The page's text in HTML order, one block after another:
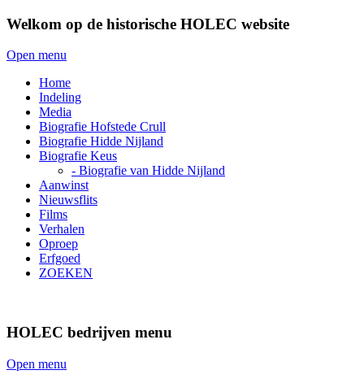
Welkom op de historische HOLEC website
Open menu
Home
Indeling
Media
Biografie Hofstede Crull
Biografie Hidde Nijland
Biografie Keus
- Biografie van Hidde Nijland
Aanwinst
Nieuwsflits
Films
Verhalen
Oproep
Erfgoed
ZOEKEN
HOLEC bedrijven menu
Open menu